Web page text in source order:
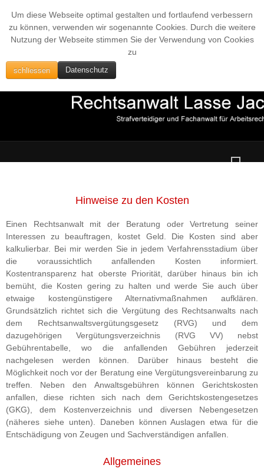
Um diese Webseite optimal gestalten und fortlaufend verbessern
zu können, verwenden wir sogenannte Cookies. Durch die weitere
Nutzung der Webseite stimmen Sie der Verwendung von Cookies
zu
schliessen Datenschutz
Hinweise zu den Kosten
Einen Rechtsanwalt mit der Beratung oder Vertretung seiner
Interessen zu beauftragen, kostet Geld. Die Kosten sind aber
kalkulierbar. Bei mir werden Sie in jedem Verfahrensstadium über
die voraussichtlich anfallenden Kosten informiert.
Kostentransparenz hat oberste Priorität, darüber hinaus bin ich
bemüht, die Kosten gering zu halten und werde Sie auch über
etwaige kostengünstigere Alternativmaßnahmen aufklären.
Grundsätzlich richtet sich die Vergütung des Rechtsanwalts nach
dem Rechtsanwaltsvergütungsgesetz (RVG) und dem
dazugehörigen Vergütungsverzeichnis (RVG VV) nebst
Gebührentabelle, wo die anfallenden Gebühren jederzeit
nachgelesen werden können. Darüber hinaus besteht die
Möglichkeit noch vor der Beratung eine Vergütungsvereinbarung zu
treffen. Neben den Anwaltsgebühren können Gerichtskosten
anfallen, diese richten sich nach dem Gerichtskostengesetzes
(GKG), dem Kostenverzeichnis und diversen Nebengesetzen
(näheres siehe unten). Daneben können Auslagen etwa für die
Entschädigung von Zeugen und Sachverständigen anfallen.
Allgemeines